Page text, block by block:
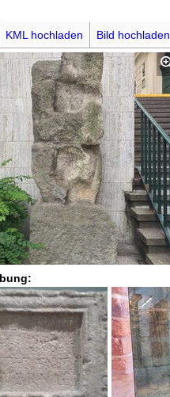
KML hochladen Bild hochladen